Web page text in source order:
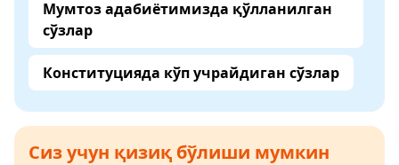
Мумтоз адабиётимизда қўлланилган
сўзлар
Конституцияда кўп учрайдиган сўзлар
Сиз учун қизиқ бўлиши мумкин